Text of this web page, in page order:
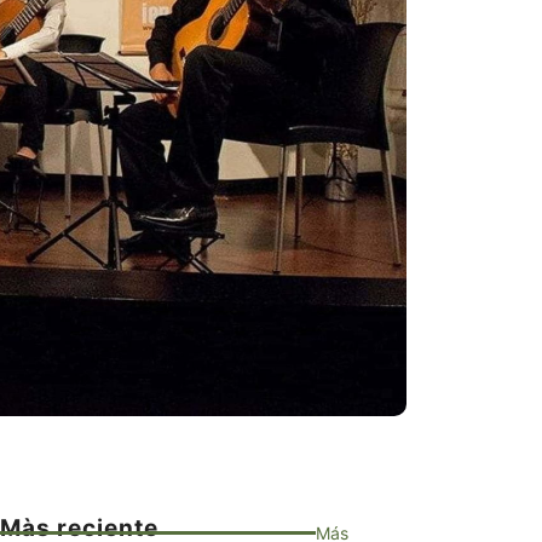
Màs reciente Más